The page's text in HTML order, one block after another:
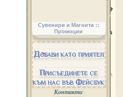
Сувенири и Магнити ::
Промоции
Добави като приятел
Присъединете се
към нас във Фейсбук
Контакти